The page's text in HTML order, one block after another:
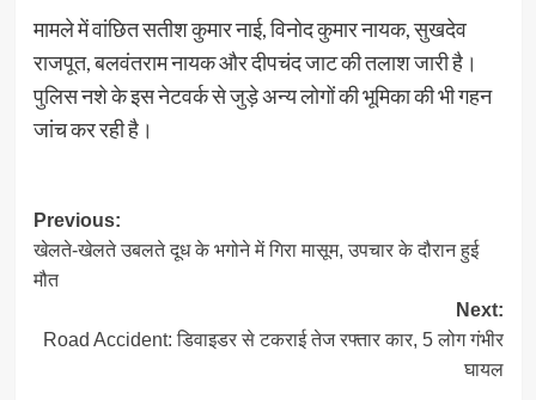
मामले में वांछित सतीश कुमार नाई, विनोद कुमार नायक, सुखदेव
राजपूत, बलवंतराम नायक और दीपचंद जाट की तलाश जारी है।
पुलिस नशे के इस नेटवर्क से जुड़े अन्य लोगों की भूमिका की भी गहन
जांच कर रही है।
Post
navigation
Previous:
खेलते-खेलते उबलते दूध के भगोने में गिरा मासूम, उपचार के दौरान हुई
मौत
Next:
Road Accident: डिवाइडर से टकराई तेज रफ्तार कार, 5 लोग गंभीर
घायल